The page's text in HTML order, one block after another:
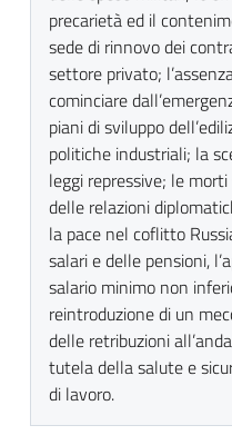
precarietà ed il
sede di rinnovo dei
settore privato;
cominciare
piani di sviluppo
politiche industriali; la
leggi repressive; le
delle relazioni
la pace nel coflitto
salari e delle pensioni,
salario minimo non
reintroduzione di un
delle retribuzioni
tutela della salute e
di lavoro.